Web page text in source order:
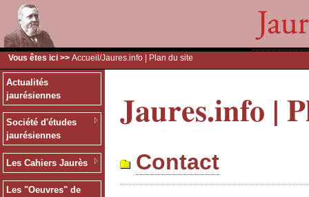
Vous êtes ici >> Accueil /Jaures.info | Plan du site
Actualités
jaurésiennes
Société d'études
jaurésiennes
Les Cahiers Jaurès
Les "Oeuvres" de
Jaures.info |
Contact